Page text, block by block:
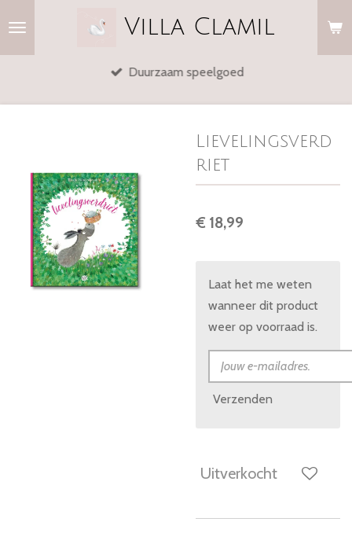
hoofdinhoud
Villa Clamil
Duurzaam speelgoed
Lievelingsverd
riet
€ 18,99
Laat het me weten
wanneer dit product
weer op voorraad is.
Verzenden
Uitverkocht